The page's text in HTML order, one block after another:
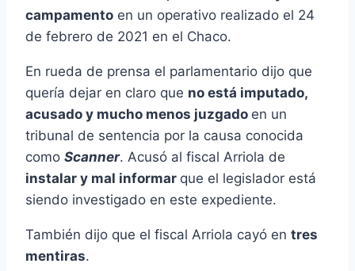
campamento en un operativo realizado el 24
de febrero de 2021 en el Chaco.
En rueda de prensa el parlamentario dijo que
quería dejar en claro que no está imputado,
acusado y mucho menos juzgado en un
tribunal de sentencia por la causa conocida
como Scanner. Acusó al fiscal Arriola de
instalar y mal informar que el legislador está
siendo investigado en este expediente.
También dijo que el fiscal Arriola cayó en tres
mentiras.